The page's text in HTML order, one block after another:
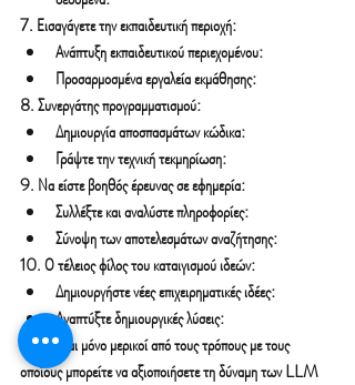
7. Εισαγάγετε την εκπαιδευτική περιοχή:
Ανάπτυξη εκπαιδευτικού περιεχομένου:
Προσαρμοσμένα εργαλεία εκμάθησης:
8. Συνεργάτης προγραμματισμού:
Δημιουργία αποσπασμάτων κώδικα:
Γράψτε την τεχνική τεκμηρίωση:
9. Να είστε βοηθός έρευνας σε εφημερία:
Συλλέξτε και αναλύστε πληροφορίες:
Σύνοψη των αποτελεσμάτων αναζήτησης:
10. Ο τέλειος φίλος του καταιγισμού ιδεών:
Δημιουργήστε νέες επιχειρηματικές ιδέες:
Αναπτύξτε δημιουργικές λύσεις:
Αυτοί είναι μόνο μερικοί από τους τρόπους με τους
οποίους μπορείτε να αξιοποιήσετε τη δύναμη των LLM